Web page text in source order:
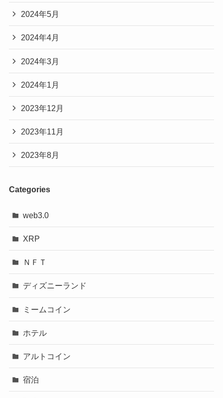
2024年5月
2024年4月
2024年3月
2024年1月
2023年12月
2023年11月
2023年8月
Categories
web3.0
XRP
ＮＦＴ
ディズニーランド
ミームコイン
ホテル
アルトコイン
宿泊